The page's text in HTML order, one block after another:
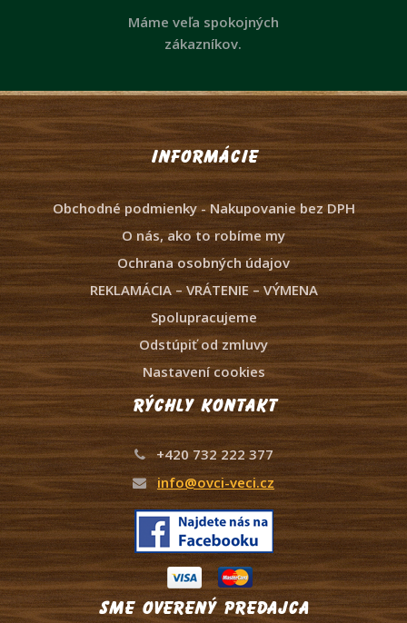
Máme veľa spokojných
zákazníkov.
Informácie
Obchodné podmienky - Nakupovanie bez DPH
O nás, ako to robíme my
Ochrana osobných údajov
REKLAMÁCIA – VRÁTENIE – VÝMENA
Spolupracujeme
Odstúpiť od zmluvy
Nastavení cookies
Rýchly kontakt
+420 732 222 377
info@ovci-veci.cz
Sme overený predajca